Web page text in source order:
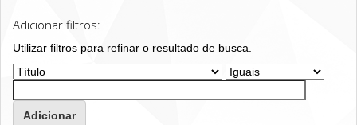
Adicionar filtros:
Utilizar filtros para refinar o resultado de busca.